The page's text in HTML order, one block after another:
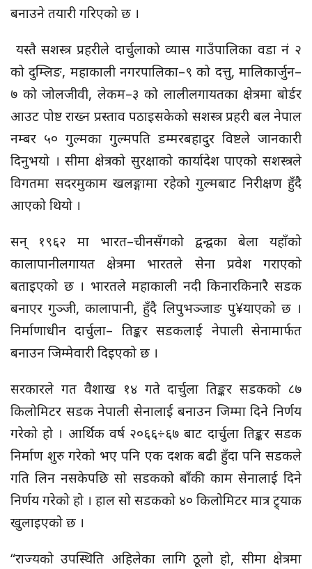
बनाउने तयारी गरिएको छ ।
यस्तै सशस्त्र प्रहरीले दार्चुलाको व्यास गाउँपालिका वडा नं २
को दुम्लिङ, महाकाली नगरपालिका–९ को दत्तु, मालिकार्जुन–
७ को जोलजीवी, लेकम–३ को लालीलगायतका क्षेत्रमा बोर्डर
आउट पोष्ट राख्न प्रस्ताव पठाइसकेको सशस्त्र प्रहरी बल नेपाल
नम्बर ५० गुल्मका गुल्मपति डम्मरबहादुर विष्टले जानकारी
दिनुभयो । सीमा क्षेत्रको सुरक्षाको कार्यादेश पाएको सशस्त्रले
विगतमा सदरमुकाम खलङ्गामा रहेको गुल्मबाट निरीक्षण हुँदै
आएको थियो ।
सन् १९६२ मा भारत–चीनसँगको द्वन्द्वका बेला यहाँको
कालापानीलगायत क्षेत्रमा भारतले सेना प्रवेश गराएको
बताइएको छ । भारतले महाकाली नदी किनारकिनारै सडक
बनाएर गुञ्जी, कालापानी, हुँदै लिपुभञ्जाङ पु¥याएको छ ।
निर्माणाधीन दार्चुला– तिङ्कर सडकलाई नेपाली सेनामार्फत
बनाउन जिम्मेवारी दिइएको छ ।
सरकारले गत वैशाख १४ गते दार्चुला तिङ्कर सडकको ८७
किलोमिटर सडक नेपाली सेनालाई बनाउन जिम्मा दिने निर्णय
गरेको हो । आर्थिक वर्ष २०६६÷६७ बाट दार्चुला तिङ्कर सडक
निर्माण शुरु गरेको भए पनि एक दशक बढी हुँदा पनि सडकले
गति लिन नसकेपछि सो सडकको बाँकी काम सेनालाई दिने
निर्णय गरेको हो । हाल सो सडकको ४० किलोमिटर मात्र ट्र्याक
खुलाइएको छ ।
“राज्यको उपस्थिति अहिलेका लागि ठूलो हो, सीमा क्षेत्रमा